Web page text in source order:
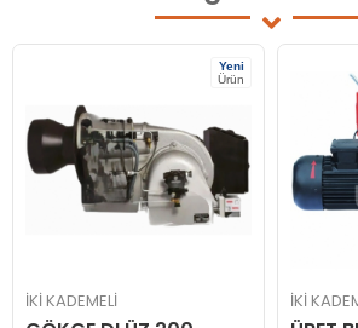
Yeni
Ürün
İKİ KADEMELİ İKİ